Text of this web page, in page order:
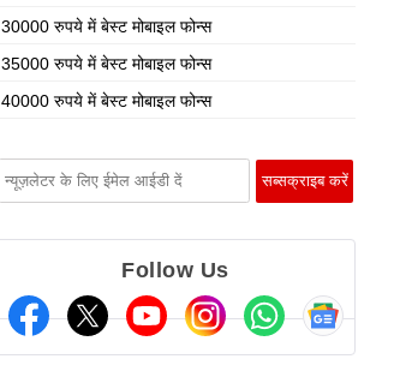
30000 रुपये में बेस्ट मोबाइल फोन्स
35000 रुपये में बेस्ट मोबाइल फोन्स
40000 रुपये में बेस्ट मोबाइल फोन्स
Follow Us